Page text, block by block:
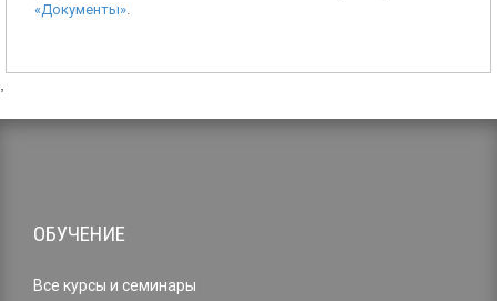
«Документы».
ОБУЧЕНИЕ
Все курсы и семинары